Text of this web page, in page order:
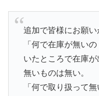
追加で皆様にお願い
「何で在庫が無い
いたところで在庫が
無いものは無い。
「何で取り扱って